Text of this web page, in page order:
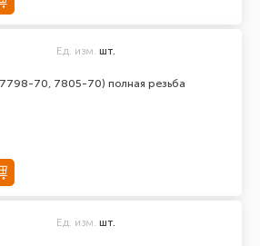
70, 7805-70) полная резьба
Ед. изм. шт.
Ед. изм. шт.